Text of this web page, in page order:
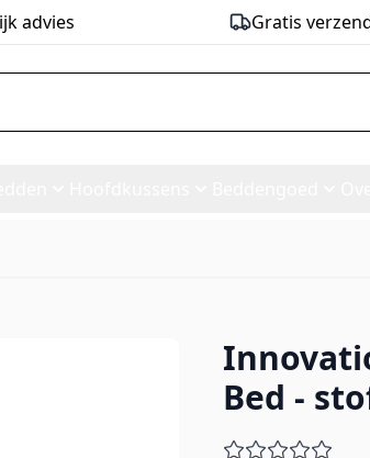
advies Gratis
518
Bed -